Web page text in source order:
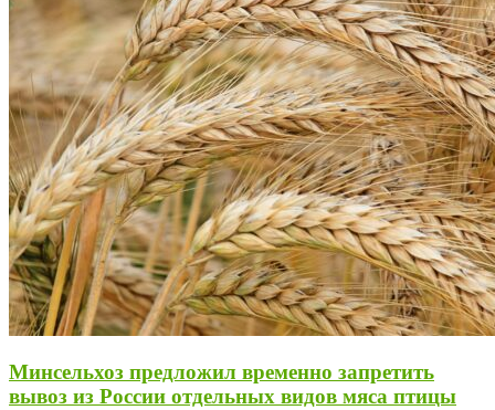
Минсельхоз предложил временно запретить
вывоз из России отдельных видов мяса птицы